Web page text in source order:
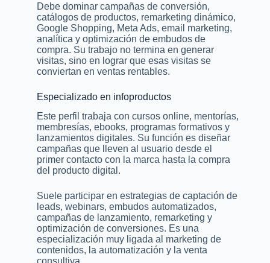
Debe dominar campañas de conversión,
catálogos de productos, remarketing dinámico,
Google Shopping, Meta Ads, email marketing,
analítica y optimización de embudos de
compra. Su trabajo no termina en generar
visitas, sino en lograr que esas visitas se
conviertan en ventas rentables.
Especializado en infoproductos
Este perfil trabaja con cursos online, mentorías,
membresías, ebooks, programas formativos y
lanzamientos digitales. Su función es diseñar
campañas que lleven al usuario desde el
primer contacto con la marca hasta la compra
del producto digital.
Suele participar en estrategias de captación de
leads, webinars, embudos automatizados,
campañas de lanzamiento, remarketing y
optimización de conversiones. Es una
especialización muy ligada al marketing de
contenidos, la automatización y la venta